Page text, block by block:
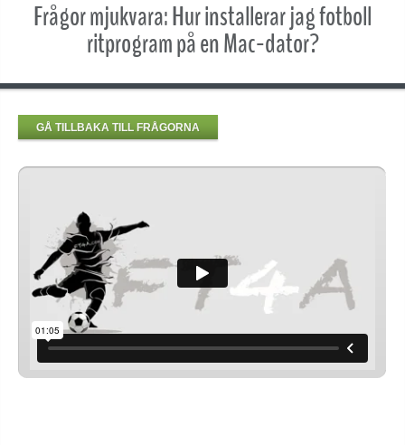
Frågor mjukvara: Hur installerar jag fotboll
ritprogram på en Mac-dator?
GÅ TILLBAKA TILL FRÅGORNA